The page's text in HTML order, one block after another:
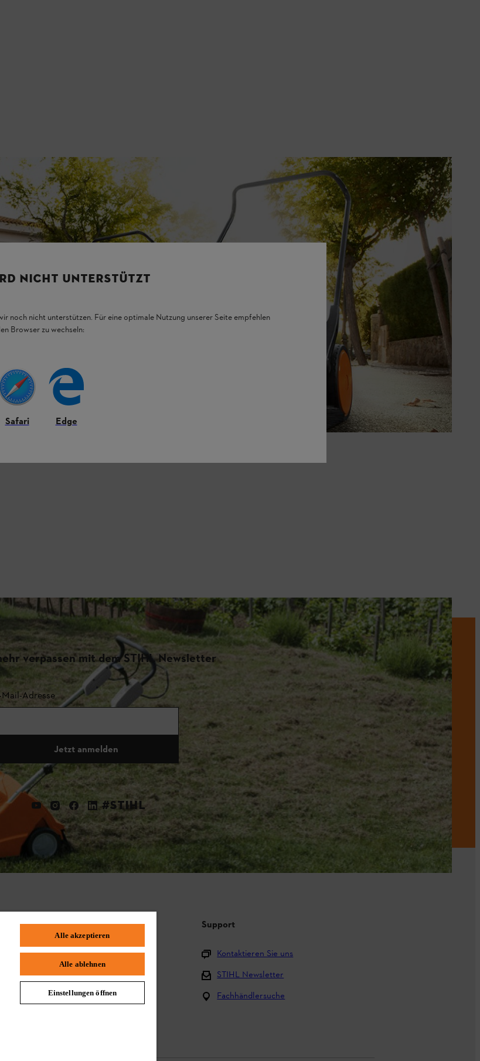
verpassen mit dem STIHL Newsletter
Mail-Adresse
Jetzt anmelden
#STIHL
Häufig gestellte Fragen
Sortiment
Batterien und elektrische Geräte
Bedienungsanleitungen
Support
Kontaktieren Sie uns
STIHL Newsletter
Fachhändlersuche
NICHT UNTERSTÜTZT
noch nicht unterstützen. Für eine optimale Nutzung unserer Seite empfehlen
Browser zu wechseln:
Safari Edge
Alle akzeptieren
Alle ablehnen
Einstellungen öffnen